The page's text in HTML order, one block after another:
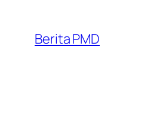
content
Berita PMD